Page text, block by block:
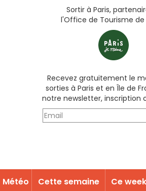
Sortir à Paris,
l'Office de Tourisme de
Recevez gratuitement le
sorties à Paris et en Île de
notre newsletter, inscription
Météo Cette semaine Ce